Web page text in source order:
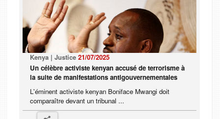
Kenya | Justice 21/07/2025
Un célèbre activiste kenyan accusé de terrorisme à
la suite de manifestations antigouvernementales
L'éminent activiste kenyan Boniface Mwangi doit
comparaître devant un tribunal ...